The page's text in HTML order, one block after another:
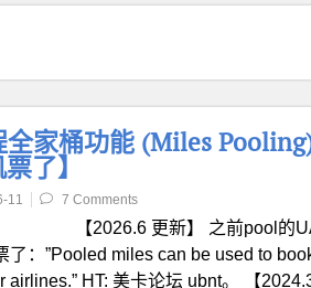
家桶功能 (Miles
了】
11 7 Comments
【2026.6 更新】 之前pool的
：”Pooled miles can be used to
HT: 美卡论坛 ubnt。 【